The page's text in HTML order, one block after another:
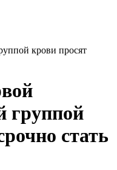
крови просят
группой
стать